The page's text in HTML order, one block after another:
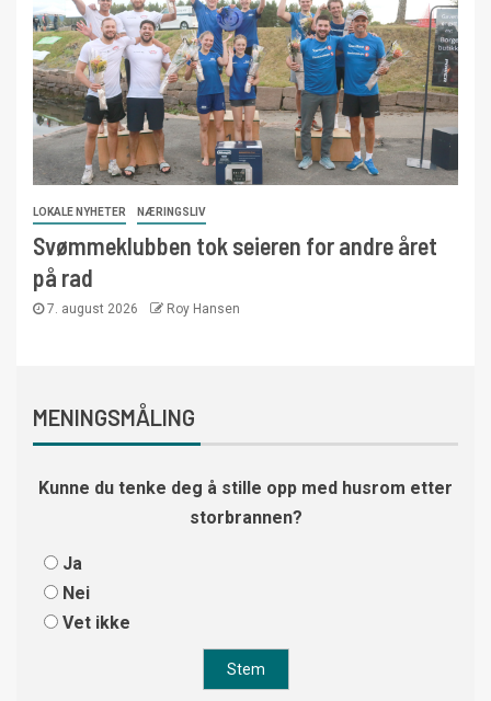
LOKALE NYHETER NÆRINGSLIV
Svømmeklubben tok seieren for andre året
på rad
7. august 2026 Roy Hansen
MENINGSMÅLING
Kunne du tenke deg å stille opp med husrom etter
storbrannen?
Ja
Nei
Vet ikke